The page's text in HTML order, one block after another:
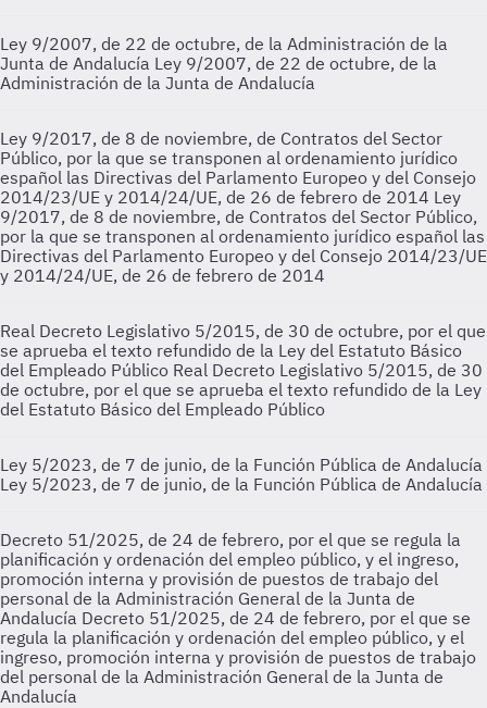
Ley 9/2007, de 22 de octubre, de la Administración de la
Junta de Andalucía Ley 9/2007, de 22 de octubre, de la
Administración de la Junta de Andalucía
Ley 9/2017, de 8 de noviembre, de Contratos del Sector
Público, por la que se transponen al ordenamiento jurídico
español las Directivas del Parlamento Europeo y del Consejo
2014/23/UE y 2014/24/UE, de 26 de febrero de 2014 Ley
9/2017, de 8 de noviembre, de Contratos del Sector Público,
por la que se transponen al ordenamiento jurídico español las
Directivas del Parlamento Europeo y del Consejo 2014/23/UE
y 2014/24/UE, de 26 de febrero de 2014
Real Decreto Legislativo 5/2015, de 30 de octubre, por el que
se aprueba el texto refundido de la Ley del Estatuto Básico
del Empleado Público Real Decreto Legislativo 5/2015, de 30
de octubre, por el que se aprueba el texto refundido de la Ley
del Estatuto Básico del Empleado Público
Ley 5/2023, de 7 de junio, de la Función Pública de Andalucía
Ley 5/2023, de 7 de junio, de la Función Pública de Andalucía
Decreto 51/2025, de 24 de febrero, por el que se regula la
planificación y ordenación del empleo público, y el ingreso,
promoción interna y provisión de puestos de trabajo del
personal de la Administración General de la Junta de
Andalucía Decreto 51/2025, de 24 de febrero, por el que se
regula la planificación y ordenación del empleo público, y el
ingreso, promoción interna y provisión de puestos de trabajo
del personal de la Administración General de la Junta de
Andalucía